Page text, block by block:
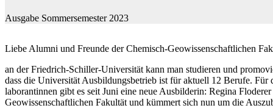
Ausgabe Sommersemester 2023
Liebe Alumni und Freunde der Chemisch-Geowissenschaftlichen
an der Friedrich-Schiller-Universität kann man studieren und
dass die Universität Ausbildungsbetrieb ist für aktuell 12 Berufe. Für
laborantinnen gibt es seit Juni eine neue Ausbilderin: Regina
Geowissenschaftlichen Fakultät und kümmert sich nun um die